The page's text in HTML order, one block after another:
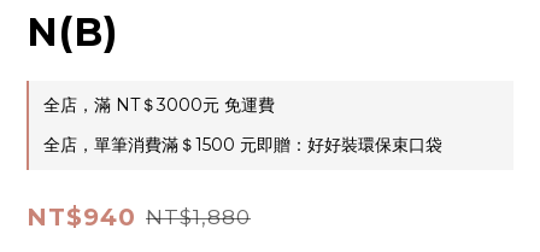
N(B)
全店，滿 NT＄3000元 免運費
全店，單筆消費滿＄1500 元即贈：好好裝環保束口袋
NT$940 NT$1,880